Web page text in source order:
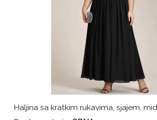
Haljina sa kratkim rukavima, sjajem,